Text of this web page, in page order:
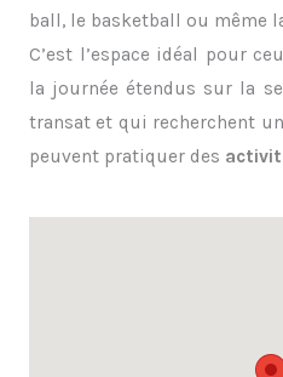
ball, le basketball ou même
C’est l’espace idéal pour
la journée étendus sur la
transat et qui recherchent
peuvent pratiquer des